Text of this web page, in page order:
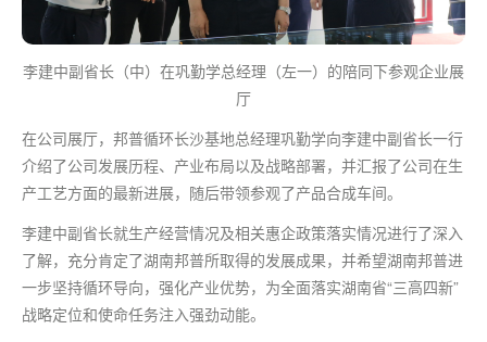
李建中副省长（中）在巩勤学总经理（左一）的陪同下参观企业展
厅
在公司展厅，邦普循环长沙基地总经理巩勤学向李建中副省长一行
介绍了公司发展历程、产业布局以及战略部署，并汇报了公司在生
产工艺方面的最新进展，随后带领参观了产品合成车间。
李建中副省长就生产经营情况及相关惠企政策落实情况进行了深入
了解，充分肯定了湖南邦普所取得的发展成果，并希望湖南邦普进
一步坚持循环导向，强化产业优势，为全面落实湖南省“三高四新”
战略定位和使命任务注入强劲动能。